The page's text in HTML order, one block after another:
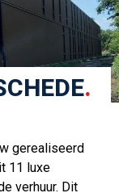
.
gerealiseerd
11 luxe
verhuur. Dit